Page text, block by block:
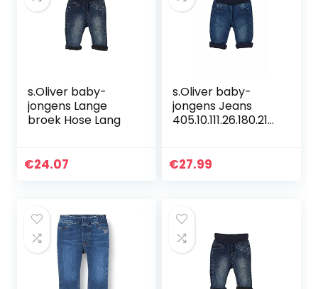
s.Oliver baby-
jongens Lange
broek Hose Lang
€24.07
s.Oliver baby-
jongens Jeans
405.10.111.26.180.210
€27.99